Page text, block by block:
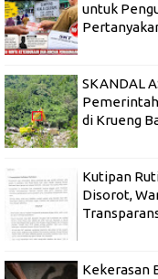
untuk
SKANDAL
Pemerintah
di Krueng
Kutipan
Disorot,
Kekerasan